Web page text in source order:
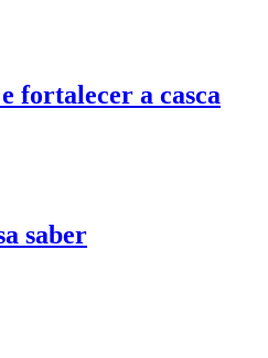
fortalecer a casca
saber